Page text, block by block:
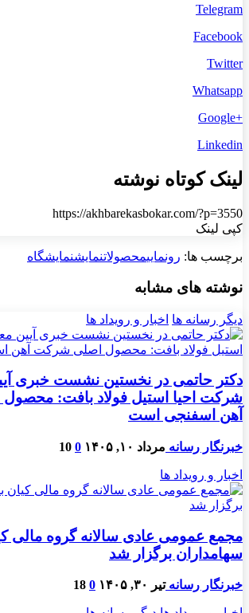
Telegram
Facebook
Twitter
Whatsapp
+Google
Linkedin
لینک کوتاه نوشته
https://akhbarekasbokar.com/?p=3550
کپی لینک
برچسب ها: رونماییمحصولاتنمایشنمایشگاه
نوشته های مشابه
دیگر رسانه ها اخبار و رویداد ها
دکتر حاتمی در نخستین نشست خبری
شرکت احیا استیل فولاد بافت:
آهن اسفنجی است
خبرنگار رسانه مرداد ۱۰, ۱۴۰۵ 0
10
اخبار و رویداد ها
مجمع عمومی عادی سالانه گروه مالی
سهامداران برگزار شد
خبرنگار رسانهتیر ۳۰, ۱۴۰۵ 0
18